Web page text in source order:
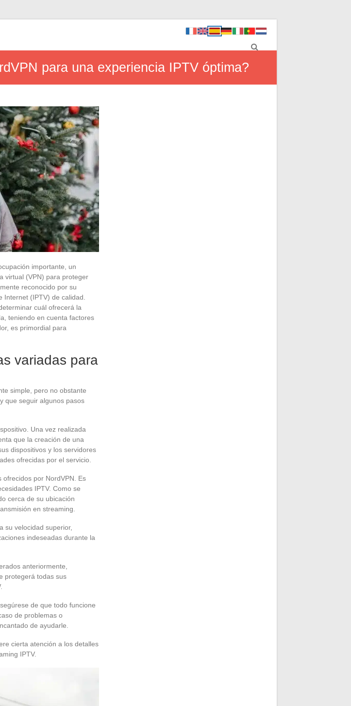
para una experiencia IPTV óptima?
importante, un
virtual (VPN) para proteger
reconocido por su
(IPTV) de calidad.
cuál ofrecerá la
teniendo en cuenta factores
es primordial para
variadas para
simple, pero no obstante
que seguir algunos pasos
Una vez realizada
que la creación de una
dispositivos y los servidores
ofrecidas por el servicio.
por NordVPN. Es
IPTV. Como se
cerca de su ubicación
en streaming.
su velocidad superior,
indeseadas durante la
anteriormente,
protegerá todas sus
de que todo funcione
de problemas o
de ayudarle.
cierta atención a los detalles
IPTV.